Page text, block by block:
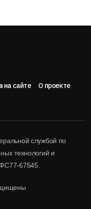
на сайте
О проекте
службой по
технологий и
67545.